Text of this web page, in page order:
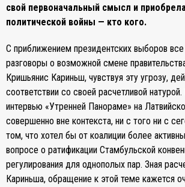
свой первоначальный смысл и
политической войны — кто кого.
С приближением президентских выборов
разговоры о возможной смене
Кришьянис Кариньш, чувствуя эту угрозу,
соответствии со своей расчетливой
интервью «Утренней Панораме» на
совершенно вне контекста, ни с того ни с
том, что хотел бы от коалиции более
вопросе о ратификации Стамбульской
регулирования для однополых пар. Зная
Кариньша, обращение к этой теме кажется